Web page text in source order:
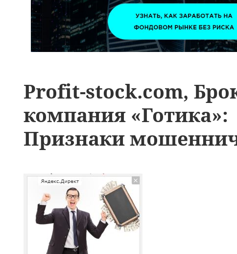
Profit-stock.com,
компания «Готика»:
Признаки